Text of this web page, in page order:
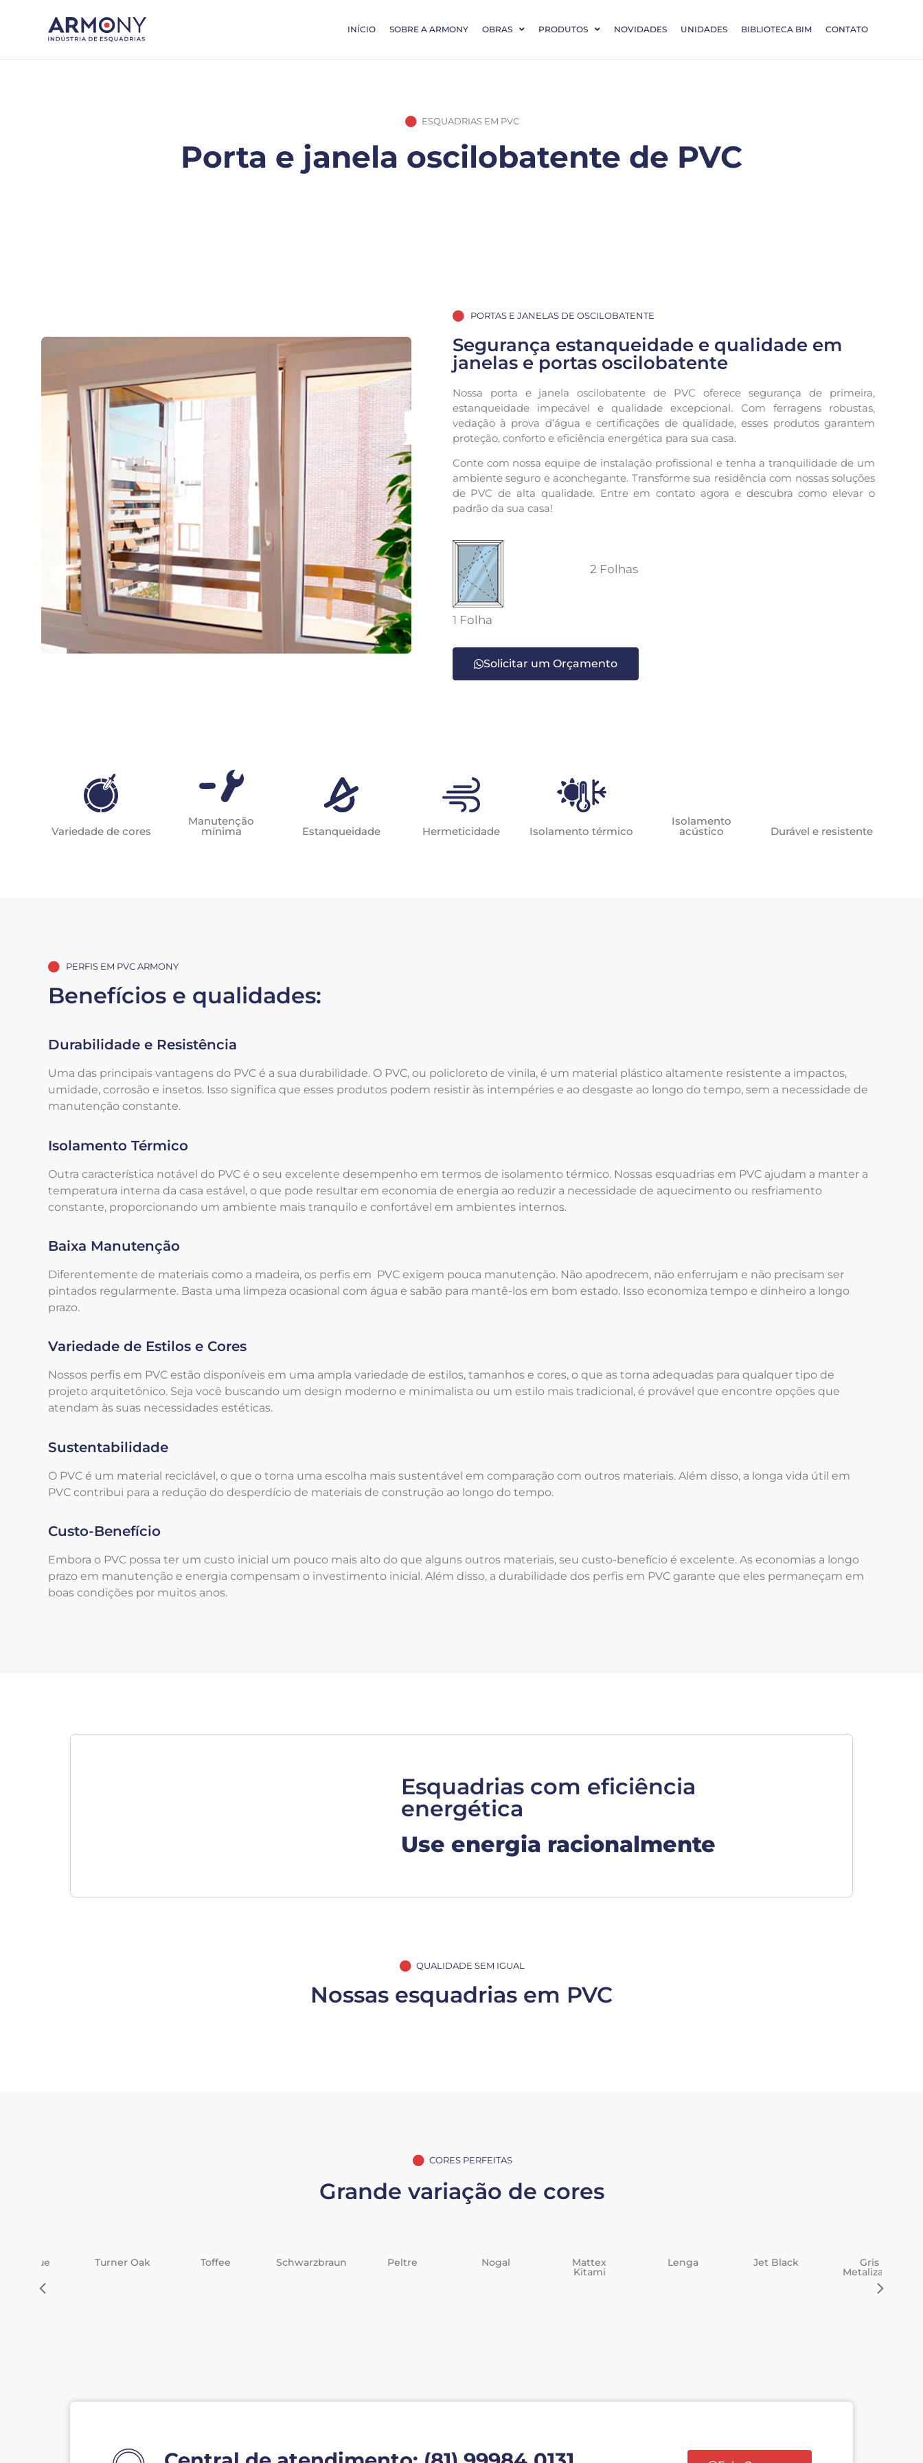
INÍCIO SOBRE A ARMONY OBRAS PRODUTOS NOVIDADES UNIDADES BIBLIOTECA BIM CONTATO
ESQUADRIAS EM PVC
Porta e janela oscilobatente de PVC
PORTAS E JANELAS DE OSCILOBATENTE
Segurança estanqueidade e qualidade em
janelas e portas oscilobatente
Nossa porta e janela oscilobatente de PVC oferece segurança de primeira,
estanqueidade impecável e qualidade excepcional. Com ferragens robustas,
vedação à prova d’água e certificações de qualidade, esses produtos garantem
proteção, conforto e eficiência energética para sua casa.
Conte com nossa equipe de instalação profissional e tenha a tranquilidade de um
ambiente seguro e aconchegante. Transforme sua residência com nossas soluções
de PVC de alta qualidade. Entre em contato agora e descubra como elevar o
padrão da sua casa!
1 Folha
2 Folhas
Solicitar um Orçamento
Variedade de cores
Manutenção
mínima Estanqueidade Hermeticidade Isolamento térmico
Isolamento
acústico Durável e resistente
PERFIS EM PVC ARMONY
Benefícios e qualidades:
Durabilidade e Resistência
Uma das principais vantagens do PVC é a sua durabilidade. O PVC, ou policloreto de vinila, é um material plástico altamente resistente a impactos,
umidade, corrosão e insetos. Isso significa que esses produtos podem resistir às intempéries e ao desgaste ao longo do tempo, sem a necessidade de
manutenção constante.
Isolamento Térmico
Outra característica notável do PVC é o seu excelente desempenho em termos de isolamento térmico. Nossas esquadrias em PVC ajudam a manter a
temperatura interna da casa estável, o que pode resultar em economia de energia ao reduzir a necessidade de aquecimento ou resfriamento
constante, proporcionando um ambiente mais tranquilo e confortável em ambientes internos.
Baixa Manutenção
Diferentemente de materiais como a madeira, os perfis em PVC exigem pouca manutenção. Não apodrecem, não enferrujam e não precisam ser
pintados regularmente. Basta uma limpeza ocasional com água e sabão para mantê-los em bom estado. Isso economiza tempo e dinheiro a longo
prazo.
Variedade de Estilos e Cores
Nossos perfis em PVC estão disponíveis em uma ampla variedade de estilos, tamanhos e cores, o que as torna adequadas para qualquer tipo de
projeto arquitetônico. Seja você buscando um design moderno e minimalista ou um estilo mais tradicional, é provável que encontre opções que
atendam às suas necessidades estéticas.
Sustentabilidade
O PVC é um material reciclável, o que o torna uma escolha mais sustentável em comparação com outros materiais. Além disso, a longa vida útil em
PVC contribui para a redução do desperdício de materiais de construção ao longo do tempo.
Custo-Benefício
Embora o PVC possa ter um custo inicial um pouco mais alto do que alguns outros materiais, seu custo-benefício é excelente. As economias a longo
prazo em manutenção e energia compensam o investimento inicial. Além disso, a durabilidade dos perfis em PVC garante que eles permaneçam em
boas condições por muitos anos.
Esquadrias com eficiência
energética
Use energia racionalmente
QUALIDADE SEM IGUAL
Nossas esquadrias em PVC
CORES PERFEITAS
Grande variação de cores
Turner Oak Schwarzbraun Jet Black
Metalizado